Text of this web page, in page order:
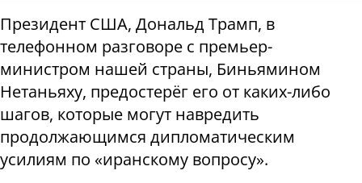
Президент США, Дональд Трамп, в
телефонном разговоре с премьер-
министром нашей страны, Биньямином
Нетаньяху, предостерёг его от каких-либо
шагов, которые могут навредить
продолжающимся дипломатическим
усилиям по «иранскому вопросу».